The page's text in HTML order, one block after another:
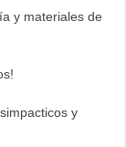
y materiales de
y